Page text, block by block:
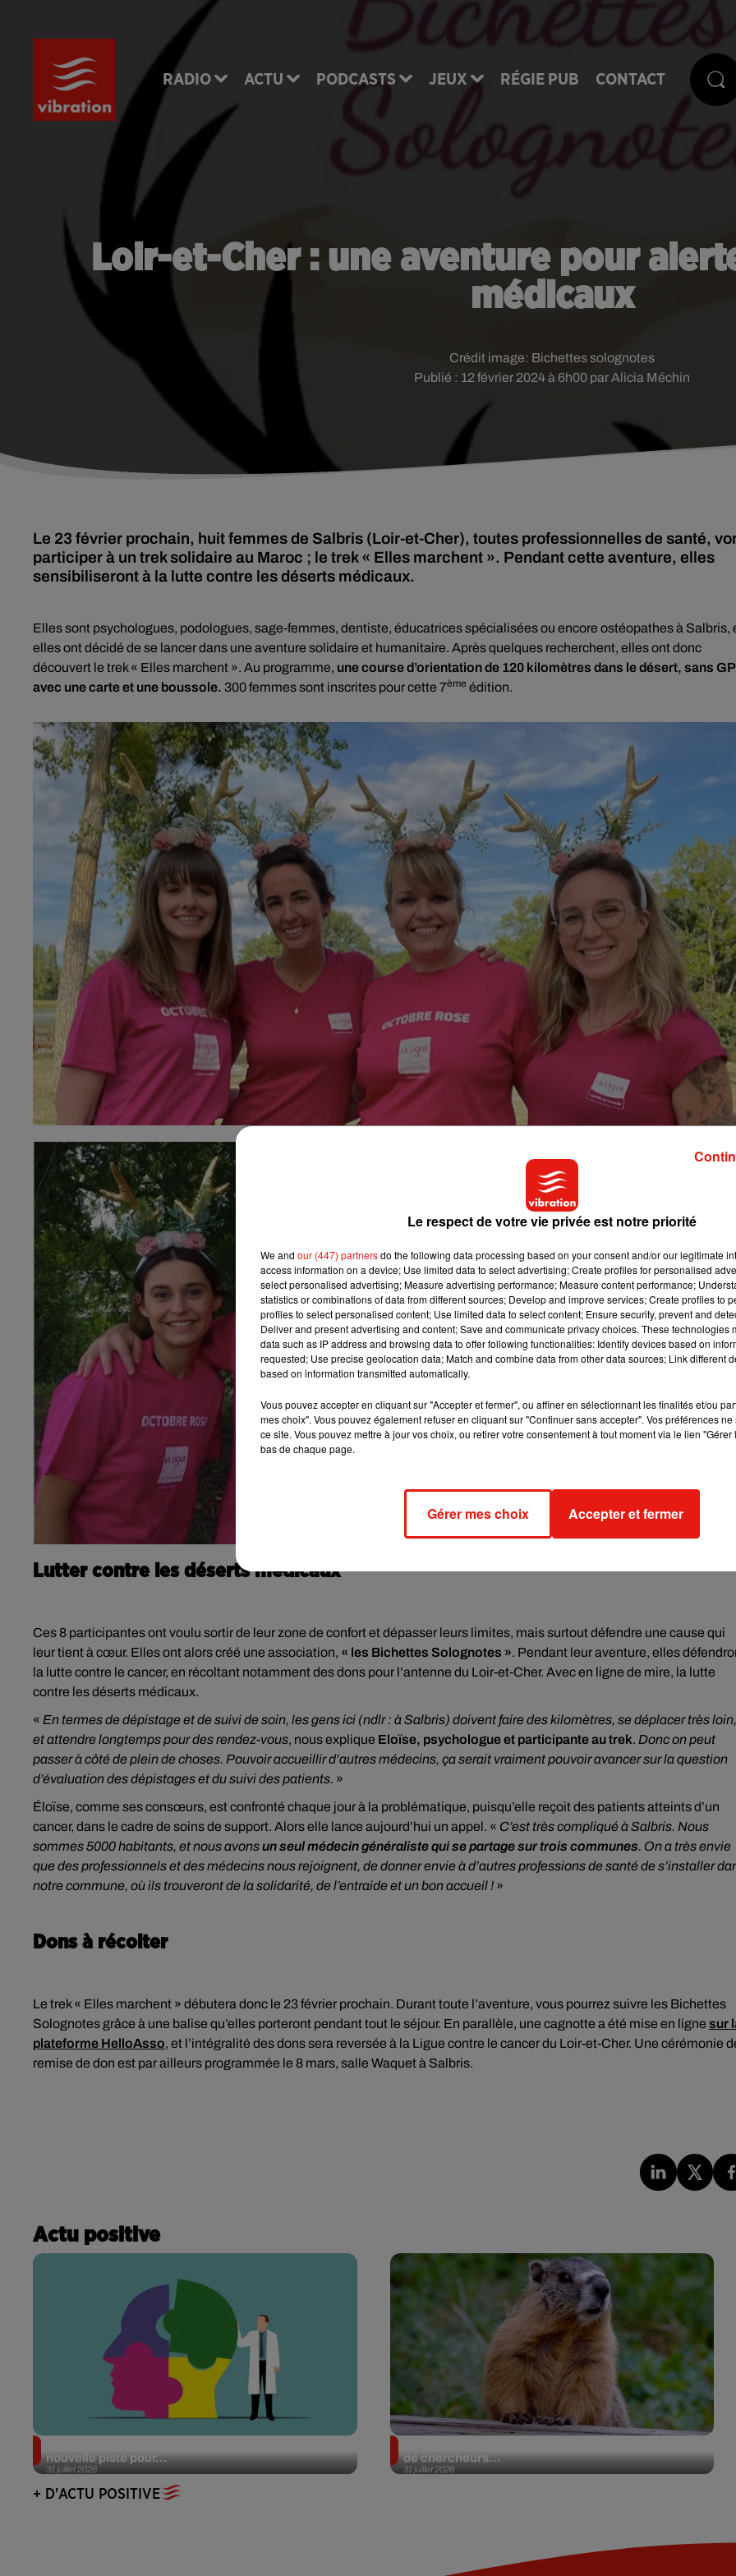
RADIO ACTU PODCASTS JEUX RÉGIE PUB CONTACT
Loir-et-Cher : une aventure pour
médicaux
Publié : 12 février 2024 à 6h00 par Alicia Méchin
Crédit image: Bichettes solognotes
Le 23 février prochain, huit femmes de Salbris (Loir-et-Cher), toutes professionnelles de santé,
participer à un trek solidaire au Maroc ; le trek « Elles marchent ». Pendant cette aventure, elles
sensibiliseront à la lutte contre les déserts médicaux.
Elles sont psychologues, podologues, sage-femmes, dentiste, éducatrices spécialisées ou encore ostéopathes à Salbris,
elles ont décidé de se lancer dans une aventure solidaire et humanitaire. Après quelques recherchent, elles ont donc
découvert le trek « Elles marchent ». Au programme, une course d’orientation de 120 kilomètres dans le désert, sans
avec une carte et une boussole. 300 femmes sont inscrites pour cette 7ème édition.
Lutter contre les déserts médicaux
Ces 8 participantes ont voulu sortir de leur zone de confort et dépasser leurs limites, mais surtout défendre une cause qui
leur tient à cœur. Elles ont alors créé une association, « les Bichettes Solognotes ». Pendant leur aventure, elles
la lutte contre le cancer, en récoltant notamment des dons pour l’antenne du Loir-et-Cher. Avec en ligne de mire, la lutte
contre les déserts médicaux.
« En termes de dépistage et de suivi de soin, les gens ici (ndlr : à Salbris) doivent faire des kilomètres, se déplacer très loin,
et attendre longtemps pour des rendez-vous, nous explique Eloïse, psychologue et participante au trek. Donc on peut
passer à côté de plein de choses. Pouvoir accueillir d’autres médecins, ça serait vraiment pouvoir avancer sur la question
d’évaluation des dépistages et du suivi des patients. »
Éloïse, comme ses consœurs, est confronté chaque jour à la problématique, puisqu’elle reçoit des patients atteints d’un
cancer, dans le cadre de soins de support. Alors elle lance aujourd’hui un appel. « C’est très compliqué à Salbris. Nous
sommes 5000 habitants, et nous avonsun seul médecin généraliste qui se partage sur trois communes. On a très envie
que des professionnels et des médecins nous rejoignent, de donner envie à d’autres professions de santé de s’installer
notre commune, où ils trouveront de la solidarité, de l’entraide et un bon accueil ! »
Dons à récolter
Le trek « Elles marchent » débutera donc le 23 février prochain. Durant toute l’aventure, vous pourrez suivre les Bichettes
Solognotes grâce à une balise qu’elles porteront pendant tout le séjour. En parallèle, une cagnotte a été mise en ligne sur
plateforme HelloAsso, et l’intégralité des dons sera reversée à la Ligue contre le cancer du Loir-et-Cher. Une cérémonie
remise de don est par ailleurs programmée le 8 mars, salle Waquet à Salbris.
Actu positive
31 juillet 2026
nouvelle piste pour...
31 juillet 2026
de chercheurs...
+ D'ACTU POSITIVE
Le respect de votre vie privée est notre priorité
We and our (447) partnersdo the following data processing based on your consent and/or our legitimate
access information on a device; Use limited data to select advertising; Create profiles for personalised
select personalised advertising; Measure advertising performance; Measure content performance;
statistics or combinations of data from different sources; Develop and improve services; Create profiles to
profiles to select personalised content; Use limited data to select content; Ensure security, prevent and
Deliver and present advertising and content; Save and communicate privacy choices. These technologies
data such as IP address and browsing data to offer following functionalities: Identify devices based on
requested; Use precise geolocation data; Match and combine data from other data sources; Link different
based on information transmitted automatically.
Vous pouvez accepter en cliquant sur "Accepter et fermer", ou affiner en sélectionnant les finalités et/ou
mes choix". Vous pouvez également refuser en cliquant sur "Continuer sans accepter". Vos préférences
ce site. Vous pouvez mettre à jour vos choix, ou retirer votre consentement à tout moment via le lien
bas de chaque page.
Gérer mes choix Accepter et fermer